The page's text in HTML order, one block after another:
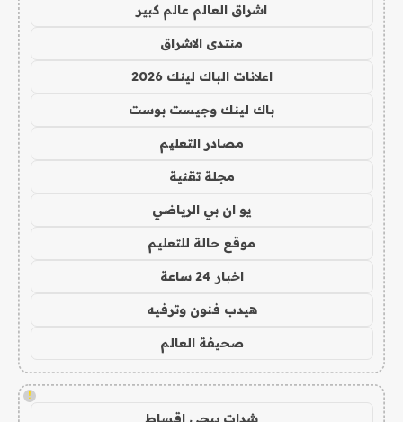
اشراق العالم عالم كبير
منتدى الاشراق
اعلانات الباك لينك 2026
باك لينك وجيست بوست
مصادر التعليم
مجلة تقنية
يو ان بي الرياضي
موقع حالة للتعليم
اخبار 24 ساعة
هيدب فنون وترفيه
صحيفة العالم
!
شدات ببجي اقساط